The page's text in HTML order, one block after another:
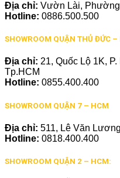
Địa chỉ: Vườn Lài, Phường
Hotline: 0886.500.500
SHOWROOM QUẬN THỦ ĐỨC –
Địa chỉ: 21, Quốc Lộ 1K,
Tp.HCM
Hotline: 0855.400.400
SHOWROOM QUẬN 7 – HCM
Địa chỉ: 511, Lê Văn
Hotline: 0818.400.400
SHOWROOM QUẬN 2 – HCM: